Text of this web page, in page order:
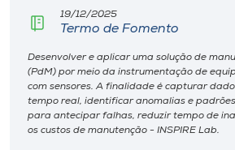
19/12/2025
Termo de Fomento
Desenvolver e aplicar uma solução de
(PdM) por meio da instrumentação de
com sensores. A finalidade é capturar
tempo real, identificar anomalias e
para antecipar falhas, reduzir tempo de
os custos de manutenção - INSPIRE Lab.